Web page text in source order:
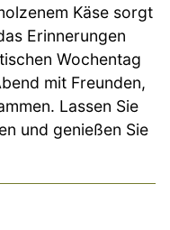
Käse sorgt
Erinnerungen
Wochentag
mit Freunden,
Lassen Sie
und genießen Sie